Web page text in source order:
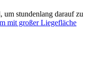
um stundenlang darauf zu
mit großer Liegefläche